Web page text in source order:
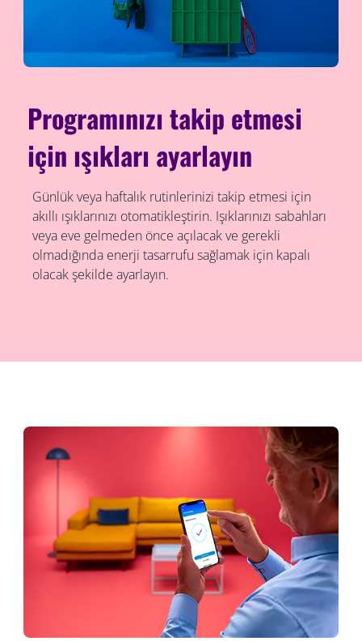
Programınızı takip etmesi
için ışıkları ayarlayın
Günlük veya haftalık rutinlerinizi takip etmesi için
akıllı ışıklarınızı otomatikleştirin. Işıklarınızı sabahları
veya eve gelmeden önce açılacak ve gerekli
olmadığında enerji tasarrufu sağlamak için kapalı
olacak şekilde ayarlayın.